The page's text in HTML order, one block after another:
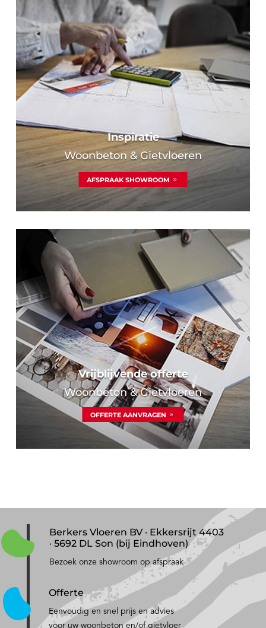
Inspiratie
Woonbeton & Gietvloeren
AFSPRAAK SHOWROOM
Vrijblijvende offerte
Woonbeton & Gietvloeren
OFFERTE AANVRAGEN
Berkers Vloeren BV · Ekkersrijt 4403
· 5692 DL Son (bij Eindhoven)
Bezoek onze showroom op afspraak
Offerte
Eenvoudig en snel prijs en advies
voor uw woonbeton en/of gietvloer